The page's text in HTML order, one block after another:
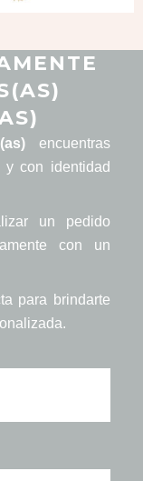
encuentras
y con identidad
un pedido
con un
para brindarte